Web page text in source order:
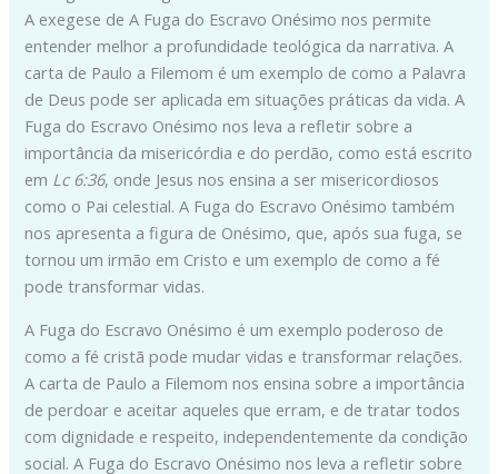
A exegese de A Fuga do Escravo Onésimo nos permite
entender melhor a profundidade teológica da narrativa. A
carta de Paulo a Filemom é um exemplo de como a Palavra
de Deus pode ser aplicada em situações práticas da vida. A
Fuga do Escravo Onésimo nos leva a refletir sobre a
importância da misericórdia e do perdão, como está escrito
em Lc 6:36, onde Jesus nos ensina a ser misericordiosos
como o Pai celestial. A Fuga do Escravo Onésimo também
nos apresenta a figura de Onésimo, que, após sua fuga, se
tornou um irmão em Cristo e um exemplo de como a fé
pode transformar vidas.
A Fuga do Escravo Onésimo é um exemplo poderoso de
como a fé cristã pode mudar vidas e transformar relações.
A carta de Paulo a Filemom nos ensina sobre a importância
de perdoar e aceitar aqueles que erram, e de tratar todos
com dignidade e respeito, independentemente da condição
social. A Fuga do Escravo Onésimo nos leva a refletir sobre